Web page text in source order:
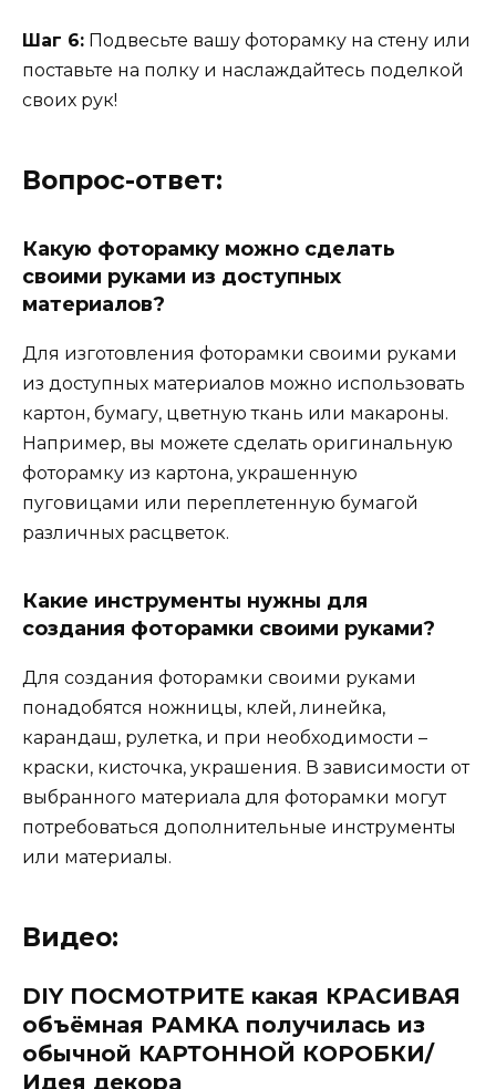
Шаг 6: Подвесьте вашу фоторамку на стену или
поставьте на полку и наслаждайтесь поделкой
своих рук!
Вопрос-ответ:
Какую фоторамку можно сделать
своими руками из доступных
материалов?
Для изготовления фоторамки своими руками
из доступных материалов можно использовать
картон, бумагу, цветную ткань или макароны.
Например, вы можете сделать оригинальную
фоторамку из картона, украшенную
пуговицами или переплетенную бумагой
различных расцветок.
Какие инструменты нужны для
создания фоторамки своими руками?
Для создания фоторамки своими руками
понадобятся ножницы, клей, линейка,
карандаш, рулетка, и при необходимости –
краски, кисточка, украшения. В зависимости от
выбранного материала для фоторамки могут
потребоваться дополнительные инструменты
или материалы.
Видео:
DIY ПОСМОТРИТЕ какая КРАСИВАЯ
объёмная РАМКА получилась из
обычной КАРТОННОЙ КОРОБКИ/
Идея декора